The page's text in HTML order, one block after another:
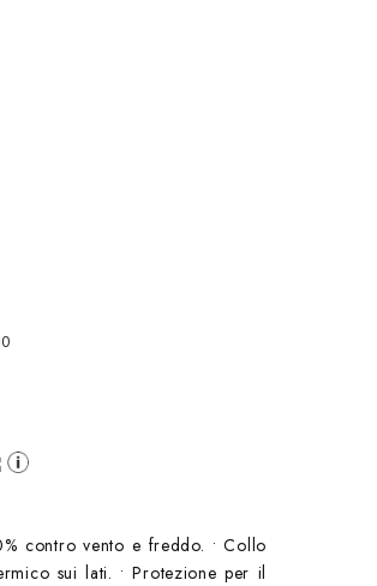
contro vento e freddo. • Collo
sui lati. • Protezione per il